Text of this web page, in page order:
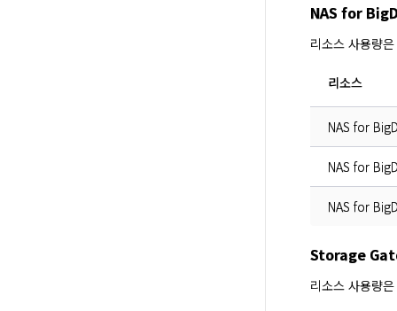
NAS for
리소스 사용량
리소스
NAS for
NAS for
NAS for
Storage
리소스 사용량